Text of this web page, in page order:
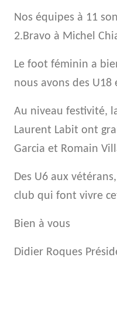
Nos équipes à 11
2.Bravo à Michel
Le foot féminin a
nous avons des
Au niveau festivité,
Laurent Labit ont
Garcia et Romain
Des U6 aux
club qui font vivre
Bien à vous
Didier Roques